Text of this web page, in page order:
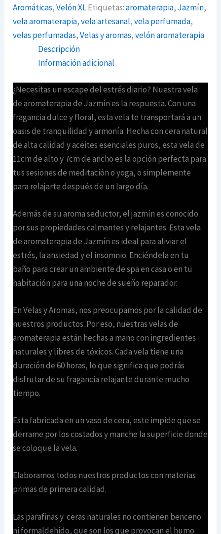
Aromáticas,Velón XLEtiquetas:aromaterapia, Jazmín,
vela aromaterapia,vela artesanal,vela perfumada,
velas perfumadas,Velas y aromas,velón aromaterapia
Descripción
Información adicional
¿Necesitas un escape del estrés diario? Nuestra vela
de aromaterapia de Jazmín es la respuesta. Con una
fragancia dulce y floral, esta vela te transportará a un
oasis de tranquilidad y armonía. Hecha con cera natural
de alta calidad y aceites esenciales puros, esta vela de
11cm de alto y 7cm de ancho es la opción perfecta para
tus sesiones de meditación o yoga, o simplemente
para relajarte después de un largo día.
Además de su aroma seductor, el jazmín es conocido
por sus propiedades calmantes y relajantes. Esta vela
de aromaterapia de Jazmín es ideal para aliviar el
estrés, la ansiedad y el insomnio. Enciéndela en tu
baño para crear un ambiente de spa en casa o en tu
habitación para una noche de sueño reparador.
En Velas y Aromas, nos preocupamos por la calidad de
nuestros productos. Por eso, nuestras velas de
aromaterapia están hechas a mano con ingredientes
naturales y libres de tóxicos. Cada vela tiene una
duración de 60 horas, lo que significa que podrás
disfrutar de su fragancia relajante durante mucho
tiempo.
Esta fabricada en un vaso de cera, este impide que se
derrame por los costados y manche la superficie donde
se coloque la vela.
Elaboramos todos nuestros productos con materias
primas de primera calidad.
Las parafinas y ceras naturales no contienen benceno
ni formaldehido, que son los que provocan el humo